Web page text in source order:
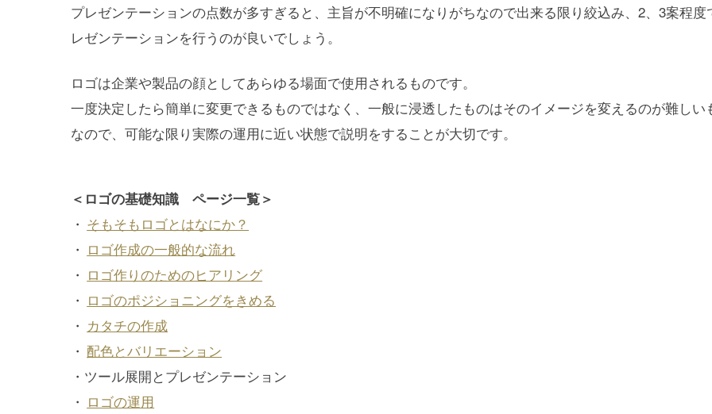
プレゼンテーションの点数が多すぎると、主旨が不明確になりがちなので出来る限り絞込み、2、3案程度
レゼンテーションを行うのが良いでしょう。
ロゴは企業や製品の顔としてあらゆる場面で使用されるものです。
一度決定したら簡単に変更できるものではなく、一般に浸透したものはそのイメージを変えるのが難しい
なので、可能な限り実際の運用に近い状態で説明をすることが大切です。
＜ロゴの基礎知識 ページ一覧＞
・ そもそもロゴとはなにか？
・ ロゴ作成の一般的な流れ
・ ロゴ作りのためのヒアリング
・ ロゴのポジショニングをきめる
・ カタチの作成
・ 配色とバリエーション
・ツール展開とプレゼンテーション
・ ロゴの運用